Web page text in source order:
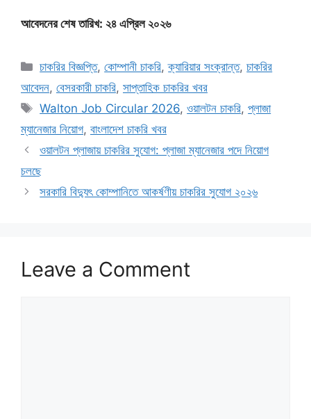
আবেদনের শেষ তারিখ: ২৪ এপ্রিল ২০২৬
Categories
চাকরির বিজ্ঞপ্তি,কোম্পানী চাকরি,ক্যারিয়ার সংক্রান্ত,চাকরির
আবেদন, বেসরকারী চাকরি, সাপ্তাহিক চাকরির খবর
Tags
Walton Job Circular 2026,ওয়ালটন চাকরি,প্লাজা
ম্যানেজার নিয়োগ, বাংলাদেশ চাকরি খবর
ওয়ালটন প্লাজায় চাকরির সুযোগ: প্লাজা ম্যানেজার পদে নিয়োগ
চলছে
সরকারি বিদ্যুৎ কোম্পানিতে আকর্ষণীয় চাকরির সুযোগ ২০২৬
Leave a Comment